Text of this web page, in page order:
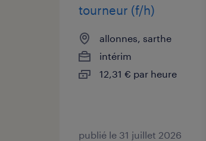
tourneur (f/h)
allonnes, sarthe
intérim
12,31 € par heure
publié le 31 juillet 2026